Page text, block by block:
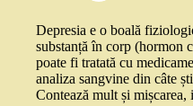
Depresia e o boală
substanță în corp (hormon
poate fi tratată cu
analiza sangvine din câte
Contează mult și mișcarea,